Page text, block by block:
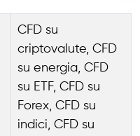
CFD su
criptovalute, CFD
su energia, CFD
su ETF, CFD su
Forex, CFD su
indici, CFD su